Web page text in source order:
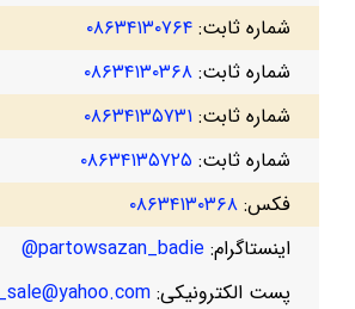
شماره ثابت: ۰۸۶۳۴۱۳۰۷۶۴
شماره ثابت: ۰۸۶۳۴۱۳۰۳۶۸
شماره ثابت: ۰۸۶۳۴۱۳۵۷۳۱
شماره ثابت: ۰۸۶۳۴۱۳۵۷۲۵
فکس: ۰۸۶۳۴۱۳۰۳۶۸
اینستاگرام: partowsazan_badie@
پست الکترونیکی: